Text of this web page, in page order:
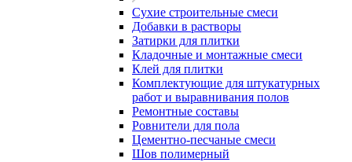
Сухие строительные смеси
Добавки в растворы
Затирки для плитки
Кладочные и монтажные смеси
Клей для плитки
Комплектующие для штукатурных
работ и выравнивания полов
Ремонтные составы
Ровнители для пола
Цементно-песчаные смеси
Шов полимерный